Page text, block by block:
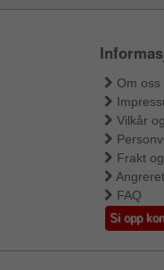
Om oss
Vilkår
Frakt
FAQ
Si opp